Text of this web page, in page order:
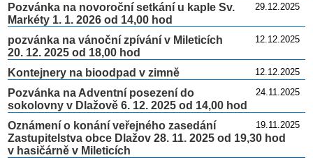
29.12.2025
Pozvánka na novoroční setkání u kaple Sv.
Markéty 1. 1. 2026 od 14,00 hod
12.12.2025
pozvánka na vánoční zpívání v Mileticích
20. 12. 2025 od 18,00 hod
12.12.2025
Kontejnery na bioodpad v zimně
24.11.2025
Pozvánka na Adventní posezení do
sokolovny v Dlažově 6. 12. 2025 od 14,00 hod
19.11.2025
Oznámení o konání veřejného zasedání
Zastupitelstva obce Dlažov 28. 11. 2025 od 19,30 hod
v hasičárně v Mileticích